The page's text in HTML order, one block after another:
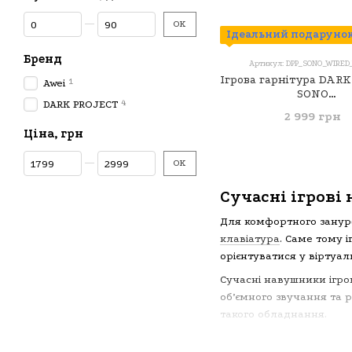
Сучасні
Для комфортного
клавіатура. Саме тому
орієнтуватися у
Сучасні навушники
об’ємного звучання
такого обладнання.
Ідеальний
Артикул:
Ігрова гарнітура
SONO
Білий
2 999 грн
ОК
Бренд
Awei 1
DARK PROJECT 4
Ціна, грн
ОК